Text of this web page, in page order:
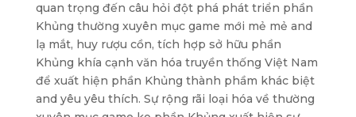
quan trọng đến câu hỏi đột phá phát triển phần
Khủng thường xuyên mục game mới mẻ mẻ and
lạ mắt, huy rượu cồn, tích hợp sở hữu phần
Khủng khía cạnh văn hóa truyền thống Việt Nam
để xuất hiện phần Khủng thành phầm khác biệt
and yêu yêu thích. Sự rộng rãi loại hóa về thường